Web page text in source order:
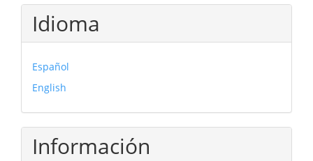
Idioma
Español
English
Información